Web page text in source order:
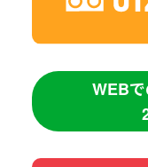
WEB